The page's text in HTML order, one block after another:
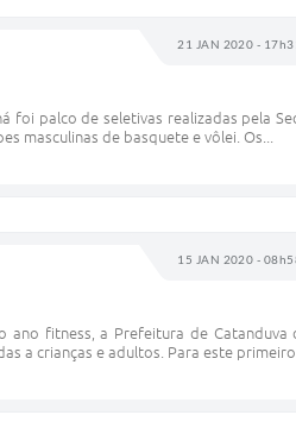
21 JAN 2020 -
foi palco de seletivas realizadas pela
masculinas de basquete e vôlei. Os...
15 JAN 2020 -
ano fitness, a Prefeitura de Catanduva
a crianças e adultos. Para este